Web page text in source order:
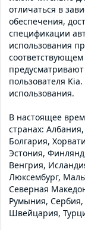
отличаться в
обеспечения,
спецификации
использования
пользователя
использования.
В настоящее
странах:
Болгария,
Эстония,
Венгрия,
Люксембург,
Северная
Румыния,
Швейцария,